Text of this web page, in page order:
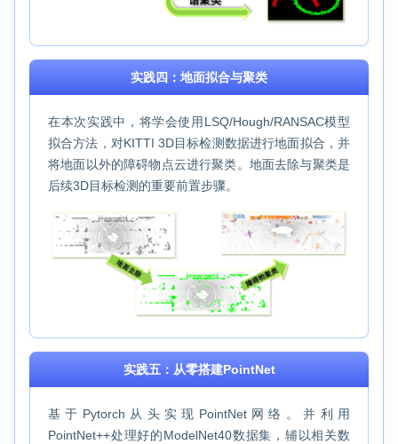
实践四：地面拟合与聚类
在本次实践中，将学会使用LSQ/Hough/RANSAC模型
拟合方法，对KITTI 3D目标检测数据进行地面拟合，并
将地面以外的障碍物点云进行聚类。地面去除与聚类是
后续3D目标检测的重要前置步骤。
实践五：从零搭建PointNet
基于Pytorch从头实现PointNet网络。并利用
PointNet++处理好的ModelNet40数据集，辅以相关数